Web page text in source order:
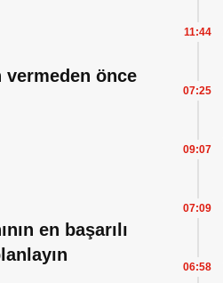
önce
en başarılı
11:44
07:25
09:07
07:09
06:58